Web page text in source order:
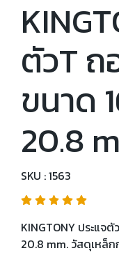
ตัวT ถ
ขนาด
20.8
SKU : 1563
KINGTONY ประแจ
20.8 mm. วัสดุเหล็ก